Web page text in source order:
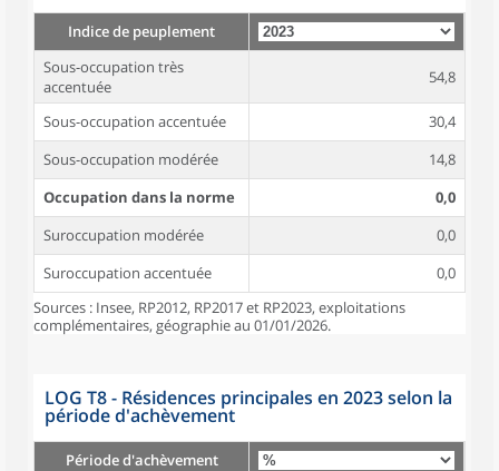
Indice de peuplement
Sous-occupation très
accentuée
54,8
Sous-occupation accentuée
30,4
Sous-occupation modérée
14,8
Occupation dans la norme
0,0
Suroccupation modérée
0,0
Suroccupation accentuée
0,0
Sources : Insee, RP2012, RP2017 et RP2023, exploitations
complémentaires, géographie au 01/01/2026.
LOG T8 - Résidences principales en 2023 selon la
période d'achèvement
Période d'achèvement